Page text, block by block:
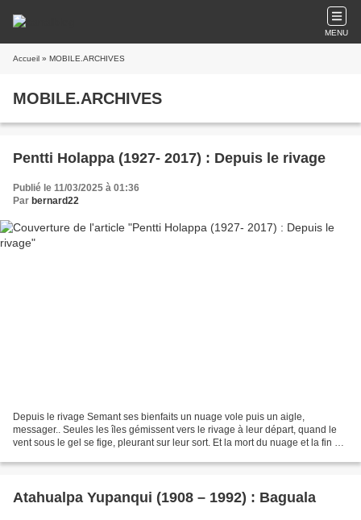
MENU
Accueil » MOBILE.ARCHIVES
MOBILE.ARCHIVES
Pentti Holappa (1927- 2017) : Depuis le rivage
Publié le 11/03/2025 à 01:36
Par bernard22
Depuis le rivage Semant ses bienfaits un nuage vole puis un aigle,
messager.. Seules les îles gémissent vers le rivage à leur départ, quand le
vent sous le gel se fige, pleurant sur leur sort. Et la mort du nuage et la fin de
Atahualpa Yupanqui (1908 – 1992) : Baguala